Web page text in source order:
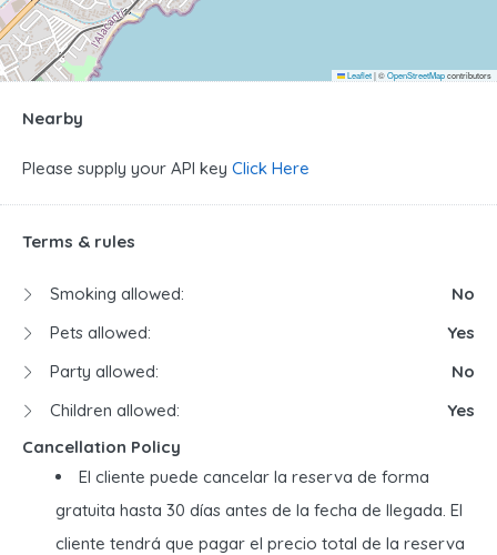
Leaflet|©OpenStreetMapcontributors
Nearby
Please supply your API key Click Here
Terms & rules
Smoking allowed:
No
Pets allowed:
Yes
Party allowed:
No
Children allowed:
Yes
Cancellation Policy
El cliente puede cancelar la reserva de forma
gratuita hasta 30 días antes de la fecha de llegada. El
cliente tendrá que pagar el precio total de la reserva